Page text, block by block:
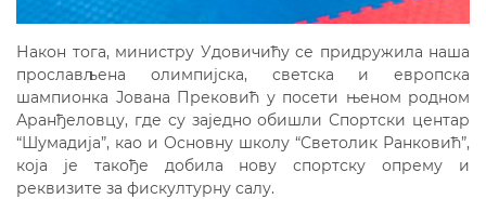
Након тога, министру Удовичићу се придружила наша
прослављена олимпијска, светска и европска
шампионка Јована Прековић у посети њеном родном
Аранђеловцу, где су заједно обишли Спортски центар
“Шумадија”, као и Основну школу “Светолик Ранковић”,
која је такође добила нову спортску опрему и
реквизите за фискултурну салу.